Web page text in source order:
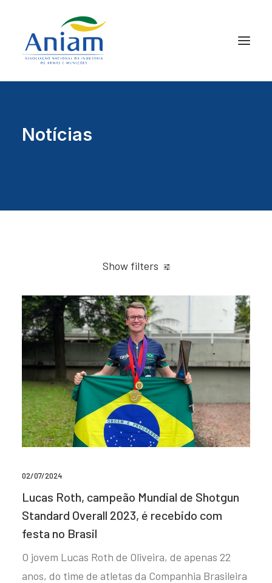
Notícias
Show filters
02/07/2024
Lucas Roth, campeão Mundial de Shotgun
Standard Overall 2023, é recebido com
festa no Brasil
O jovem Lucas Roth de Oliveira, de apenas 22
anos, do time de atletas da Companhia Brasileira